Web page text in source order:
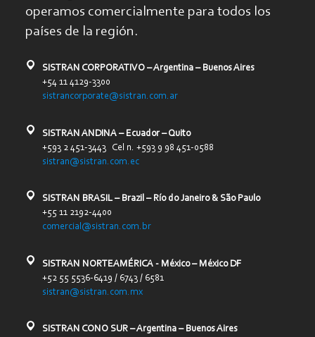
operamos comercialmente para todos los
países de la región.
SISTRAN CORPORATIVO – Argentina – Buenos Aires
+54 11 4129-3300
sistrancorporate@sistran.com.ar
SISTRAN ANDINA – Ecuador – Quito
+593 2 451-3443 Cel n. +593 9 98 451-0588
sistran@sistran.com.ec
SISTRAN BRASIL – Brazil – Río do Janeiro & São Paulo
+55 11 2192-4400
comercial@sistran.com.br
SISTRAN NORTEAMÉRICA - México – México DF
+52 55 5536-6419 / 6743 / 6581
sistran@sistran.com.mx
SISTRAN CONO SUR – Argentina – Buenos Aires